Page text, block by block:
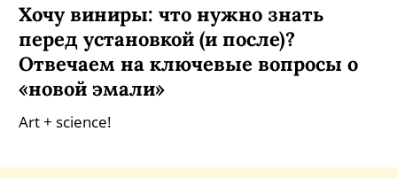
Хочу виниры: что нужно знать
перед установкой (и после)?
Отвечаем на ключевые вопросы о
«новой эмали»
Art + science!